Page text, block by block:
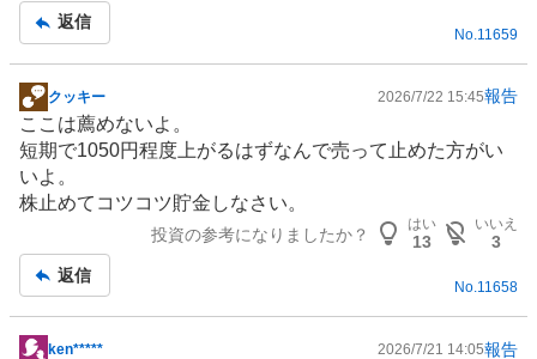
返信
No. 11659
掲
示
板
記
事
クッキー 2026/7/22 15:45報告
ここは薦めないよ。
短期で1050円程度上がるはずなんで売って止めた方がい
いよ。
株止めてコツコツ貯金しなさい。
投資の参考になりましたか？
はい
13
いいえ
3
返信
No.11658
ken***** 2026/7/21 14:05報告